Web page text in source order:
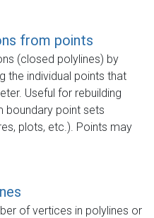
from points
(closed polylines) by
the individual points that
Useful for rebuilding
boundary point sets
plots, etc.). Points may
of vertices in polylines or